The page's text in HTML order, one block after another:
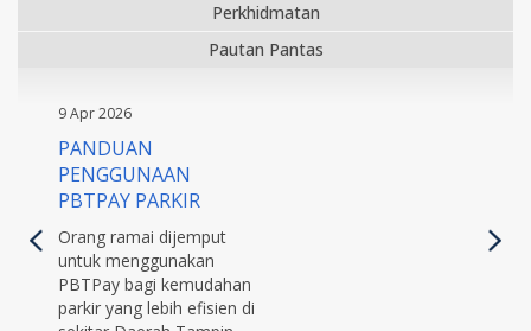
Perkhidmatan
Pautan Pantas
9 Apr 2026
PANDUAN
PENGGUNAAN
PBTPAY PARKIR
Orang ramai dijemput
untuk menggunakan
PBTPay bagi kemudahan
parkir yang lebih efisien di